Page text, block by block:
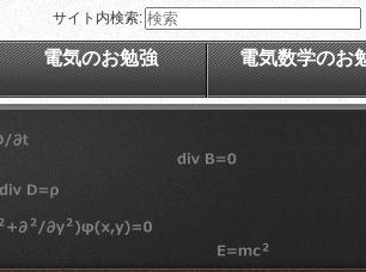
電気のお勉強 電気数学のお
サイト内検索: